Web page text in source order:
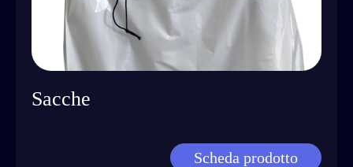
Sacche
Scheda prodotto